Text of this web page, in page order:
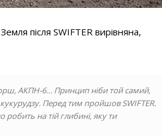
після SWIFTER вирівняна,
АКПН-6… Принцип ніби той самий,
Перед тим пройшов SWIFTER.
робить на тій глибині, яку ти